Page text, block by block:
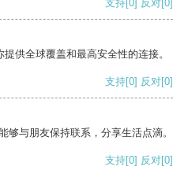
支持[0] 反对[0]
供全球覆盖和最高安全性的连接。
支持[0] 反对[0]
够与朋友保持联系，分享生活点滴。
支持[0] 反对[0]